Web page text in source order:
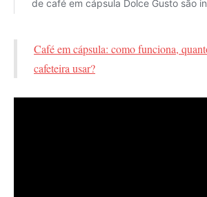
Café em cápsula: como funciona,
cafeteira usar?